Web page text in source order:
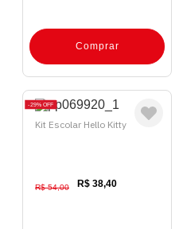
Comprar
29% OFF
Kit Escolar Hello Kitty
R$ 54,00 R$ 38,40